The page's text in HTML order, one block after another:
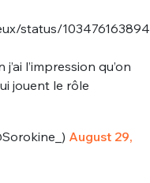
status/
l’impression qu’on
jouent le rôle
August 29,